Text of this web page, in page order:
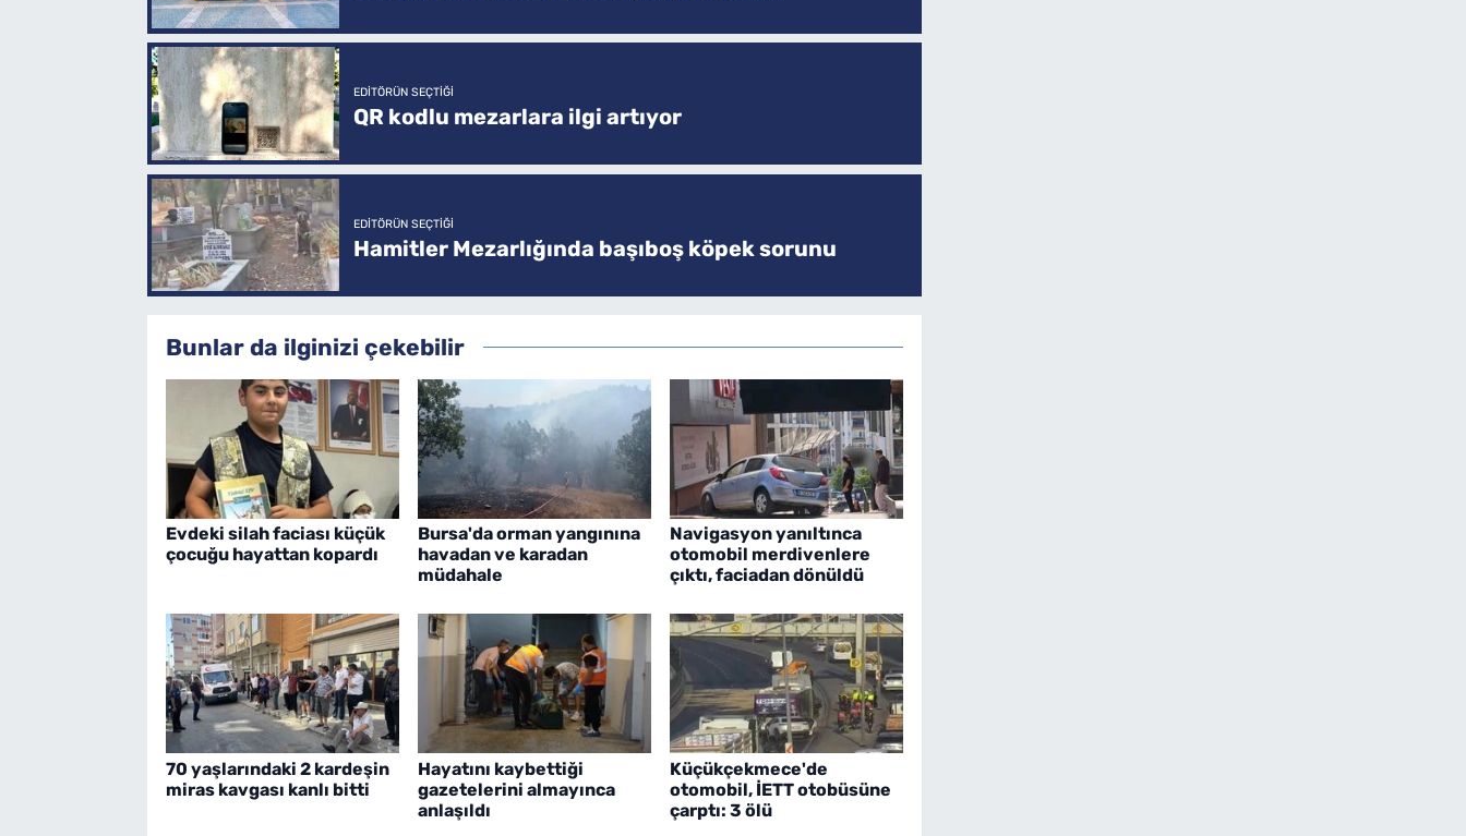
EDITÖRÜN SEÇTIĞI
QR kodlu mezarlara ilgi artıyor
EDITÖRÜN SEÇTIĞI
Hamitler Mezarlığında başıboş köpek sorunu
Bunlar da ilginizi çekebilir
Evdeki silah faciası küçük
çocuğu hayattan kopardı
Bursa'da orman yangınına
havadan ve karadan
müdahale
Navigasyon yanıltınca
otomobil merdivenlere
çıktı, faciadan dönüldü
70 yaşlarındaki 2 kardeşin
miras kavgası kanlı bitti
Hayatını kaybettiği
gazetelerini almayınca
anlaşıldı
Küçükçekmece'de
otomobil, İETT otobüsüne
çarptı: 3 ölü